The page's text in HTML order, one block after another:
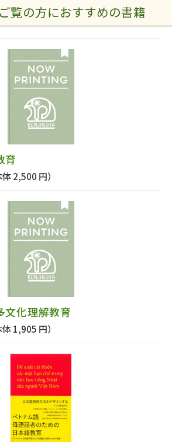
覧の方におすすめの書籍
育
体 2,500 円）
文化理解教育
体 1,905 円）